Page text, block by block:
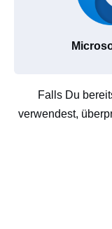
Falls Du
verwendest,